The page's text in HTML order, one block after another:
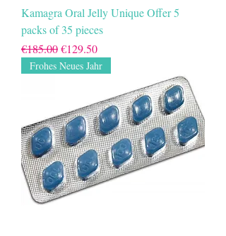
Kamagra Oral Jelly Unique Offer 5
packs of 35 pieces
Regular Price
€185.00Sale Price
€129.50
Frohes Neues Jahr